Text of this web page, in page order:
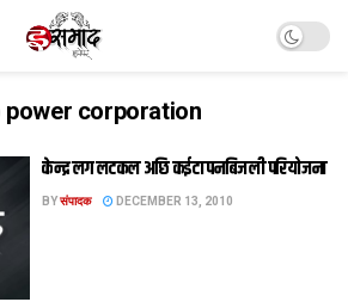
power corporation
केन्द्र लग लटकल अछि कईटा पनबिजली परियोजना
BYसंपादक DECEMBER 13, 2010